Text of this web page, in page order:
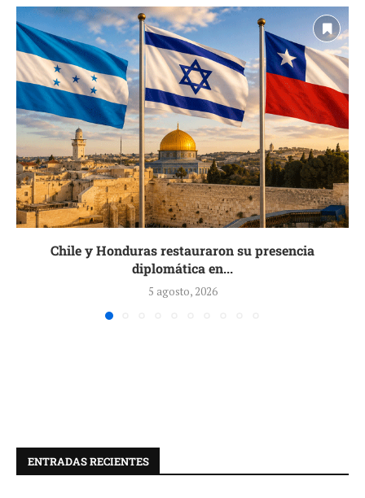
Chile y Honduras restauraron su presencia
diplomática en...
5 agosto, 2026
ENTRADAS RECIENTES